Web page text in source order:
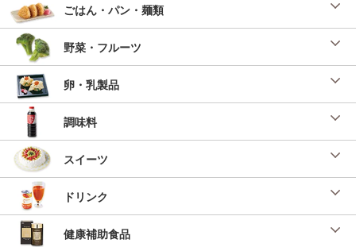
ごはん・パン・麺類
野菜・フルーツ
卵・乳製品
調味料
スイーツ
ドリンク
健康補助食品